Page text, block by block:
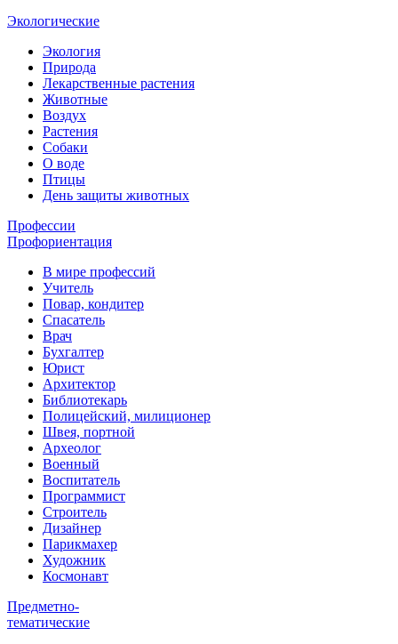
Экологические
Экология
Природа
Лекарственные растения
Животные
Воздух
Растения
Собаки
О воде
Птицы
День защиты животных
Профессии
Профориентация
В мире профессий
Учитель
Повар, кондитер
Спасатель
Врач
Бухгалтер
Юрист
Архитектор
Библиотекарь
Полицейский, милиционер
Швея, портной
Археолог
Военный
Воспитатель
Программист
Строитель
Дизайнер
Парикмахер
Художник
Космонавт
Предметно-
тематические